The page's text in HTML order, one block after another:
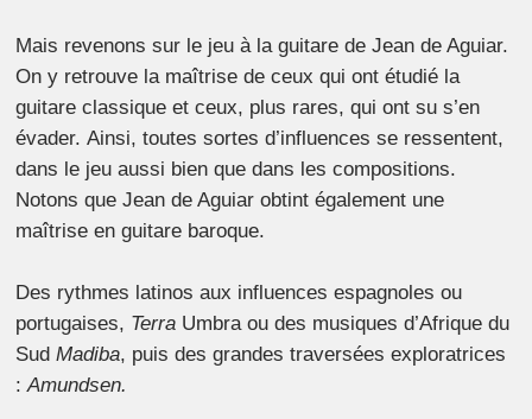
Mais revenons sur le jeu à la guitare de Jean de Aguiar.
On y retrouve la maîtrise de ceux qui ont étudié la
guitare classique et ceux, plus rares, qui ont su s’en
évader. Ainsi, toutes sortes d’influences se ressentent,
dans le jeu aussi bien que dans les compositions.
Notons que Jean de Aguiar obtint également une
maîtrise en guitare baroque.
Des rythmes latinos aux influences espagnoles ou
portugaises, Terra Umbra ou des musiques d’Afrique du
SudMadiba, puis des grandes traversées exploratrices
:Amundsen.